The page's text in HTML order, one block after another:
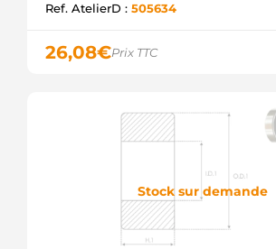
Ref. AtelierD : 505634
26,08€Prix TTC
Stock sur demande